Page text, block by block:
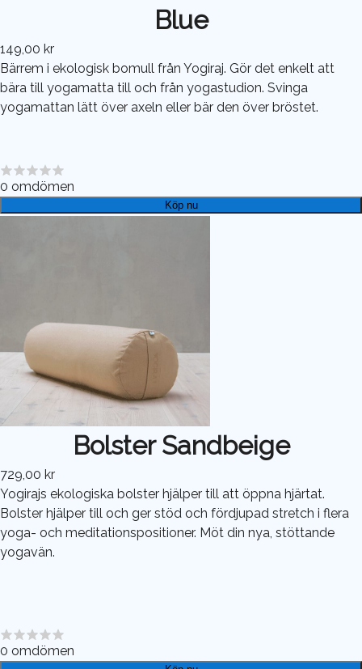
Blue
149,00 kr
Bärrem i ekologisk bomull från Yogiraj. Gör det enkelt att
bära till yogamatta till och från yogastudion. Svinga
yogamattan lätt över axeln eller bär den över bröstet.
0 omdömen
Köp nu
Bolster Sandbeige
729,00 kr
Yogirajs ekologiska bolster hjälper till att öppna hjärtat.
Bolster hjälper till och ger stöd och fördjupad stretch i flera
yoga- och meditationspositioner. Möt din nya, stöttande
yogavän.
0 omdömen